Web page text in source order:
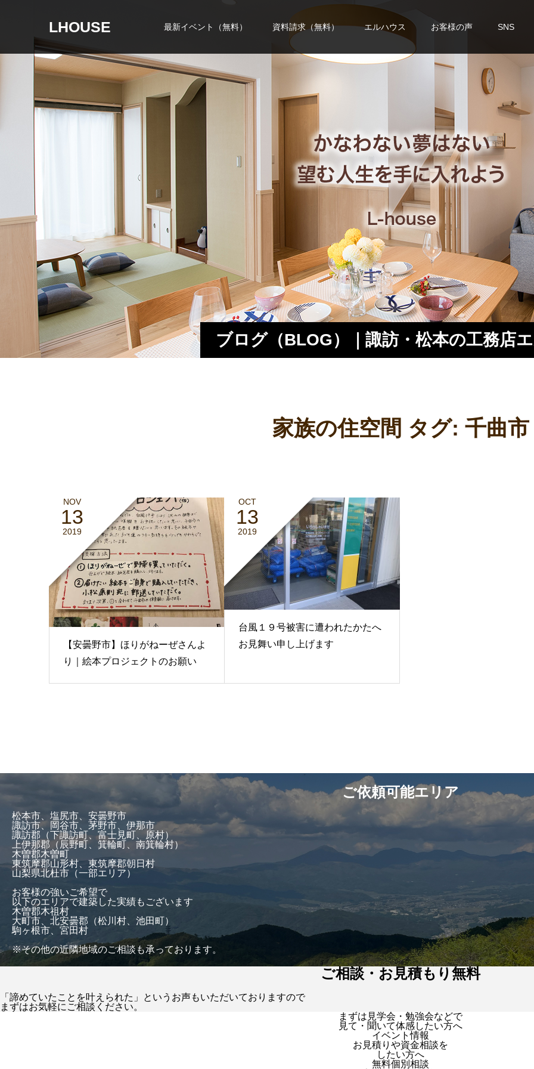
LHOUSE 最新イベント（無料） 資料請求（無料） エルハウス お客様の声 SNS
ブログ（BLOG）｜諏訪・松本の工務店
家族の住空間 タグ: 千曲市
NOV
13
2019
【安曇野市】ほりがねーぜさんよ
り｜絵本プロジェクトのお願い
OCT
13
2019
台風１９号被害に遭われたかたへ
お見舞い申し上げます
ご依頼可能エリア
松本市、塩尻市、安曇野市
諏訪市、岡谷市、茅野市、伊那市
諏訪郡（下諏訪町、富士見町、原村）
上伊那郡（辰野町、箕輪町、南箕輪村）
木曽郡木曽町
東筑摩郡山形村、東筑摩郡朝日村
山梨県北杜市（一部エリア）
お客様の強いご希望で
以下のエリアで建築した実績もございます
木曽郡木祖村
大町市、北安曇郡（松川村、池田町）
駒ヶ根市、宮田村
※その他の近隣地域のご相談も承っております。
ご相談・お見積もり無料
「諦めていたことを叶えられた」というお声もいただいておりますので
まずはお気軽にご相談ください。
まずは見学会・勉強会などで
見て・聞いて体感したい方へ
イベント情報
お見積りや資金相談を
したい方へ
無料個別相談